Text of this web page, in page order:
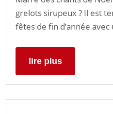
grelots sirupeux ? Il est
fêtes de fin d’année avec
lire plus